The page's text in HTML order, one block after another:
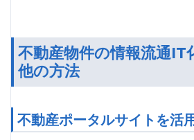
不動産物件の情報流通IT
他の方法
不動産ポータルサイトを活